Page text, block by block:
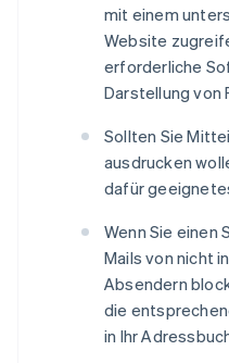
mit einem
Website
erforderliche
Darstellung von
Sollten Sie
ausdrucken
dafür
Wenn Sie einen
Mails von nicht
Absendern
die
in Ihr
Australien
English
Belgien
Nederlands Français